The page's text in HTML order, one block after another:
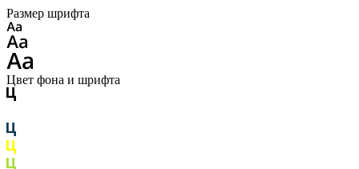
Размер шрифта
Цвет фона и шрифта